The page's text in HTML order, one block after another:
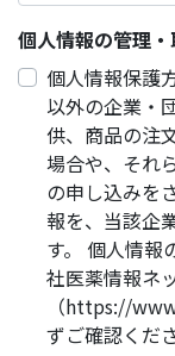
個人情報の管理
個人情報保護
以外の企業・
供、商品の注
場合や、それ
の申し込みを
報を、当該企
す。 個人情報
社医薬情報ネ
（https://
ずご確認くだ